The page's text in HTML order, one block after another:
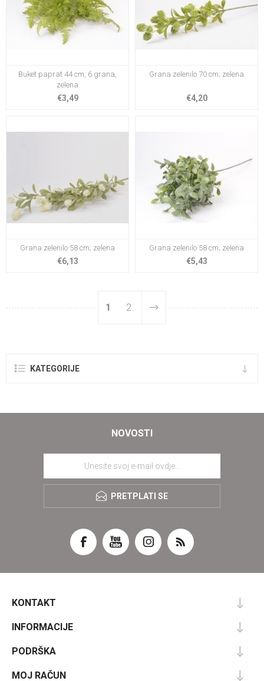
Buket paprat 44 cm, 6 grana,
zelena
€3,49
Grana zelenilo 70 cm; zelena
€4,20
Grana zelenilo 58 cm; zelena
€6,13
Grana zelenilo 58 cm; zelena
€5,43
1 2
KATEGORIJE
NOVOSTI
PRETPLATI SE
KONTAKT
INFORMACIJE
PODRŠKA
MOJ RAČUN